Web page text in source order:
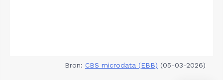
Bron: CBS microdata (EBB) (05-03-2026)